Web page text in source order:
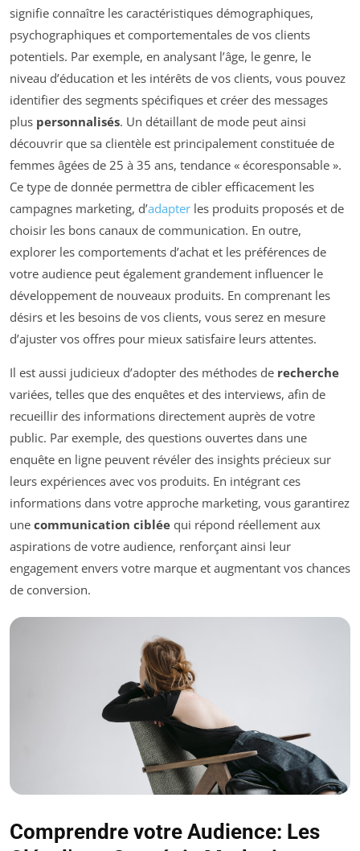
signifie connaître les caractéristiques démographiques,
psychographiques et comportementales de vos clients
potentiels. Par exemple, en analysant l’âge, le genre, le
niveau d’éducation et les intérêts de vos clients, vous pouvez
identifier des segments spécifiques et créer des messages
plus personnalisés. Un détaillant de mode peut ainsi
découvrir que sa clientèle est principalement constituée de
femmes âgées de 25 à 35 ans, tendance « écoresponsable ».
Ce type de donnée permettra de cibler efficacement les
campagnes marketing, d’adapter les produits proposés et de
choisir les bons canaux de communication. En outre,
explorer les comportements d’achat et les préférences de
votre audience peut également grandement influencer le
développement de nouveaux produits. En comprenant les
désirs et les besoins de vos clients, vous serez en mesure
d’ajuster vos offres pour mieux satisfaire leurs attentes.
Il est aussi judicieux d’adopter des méthodes de recherche
variées, telles que des enquêtes et des interviews, afin de
recueillir des informations directement auprès de votre
public. Par exemple, des questions ouvertes dans une
enquête en ligne peuvent révéler des insights précieux sur
leurs expériences avec vos produits. En intégrant ces
informations dans votre approche marketing, vous garantirez
une communication ciblée qui répond réellement aux
aspirations de votre audience, renforçant ainsi leur
engagement envers votre marque et augmentant vos chances
de conversion.
Comprendre votre Audience: Les